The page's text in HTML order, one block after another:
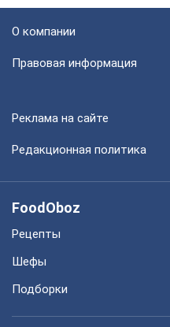
О компании
Правовая информация
Реклама на сайте
Редакционная политика
FoodOboz
Рецепты
Шефы
Подборки